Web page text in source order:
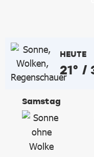
HEUTE
21° /
Samstag